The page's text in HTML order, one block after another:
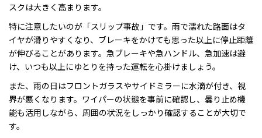
スクは大きく高まります。
特に注意したいのが「スリップ事故」です。雨で濡れた路面はタ
イヤが滑りやすくなり、ブレーキをかけても思った以上に停止距離
が伸びることがあります。急ブレーキや急ハンドル、急加速は避
け、いつも以上にゆとりを持った運転を心掛けましょう。
また、雨の日はフロントガラスやサイドミラーに水滴が付き、視
界が悪くなります。ワイパーの状態を事前に確認し、曇り止め機
能も活用しながら、周囲の状況をしっかり確認することが大切で
す。